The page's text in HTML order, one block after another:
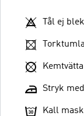
Tål ej
Stryk
Kall